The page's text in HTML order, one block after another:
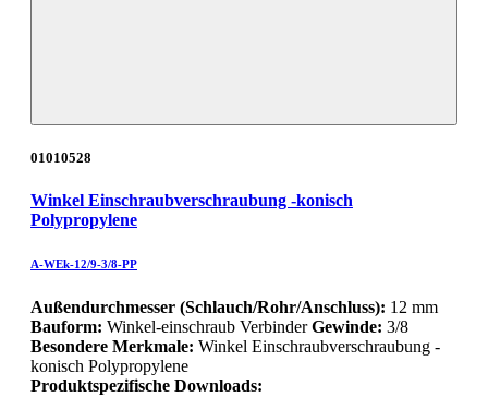
01010528
Winkel Einschraubverschraubung -konisch
Polypropylene
A-WEk-12/9-3/8-PP
Außendurchmesser (Schlauch/Rohr/Anschluss): 12 mm
Bauform: Winkel-einschraub VerbinderGewinde: 3/8
Besondere Merkmale: Winkel Einschraubverschraubung -
konisch Polypropylene
Produktspezifische Downloads: